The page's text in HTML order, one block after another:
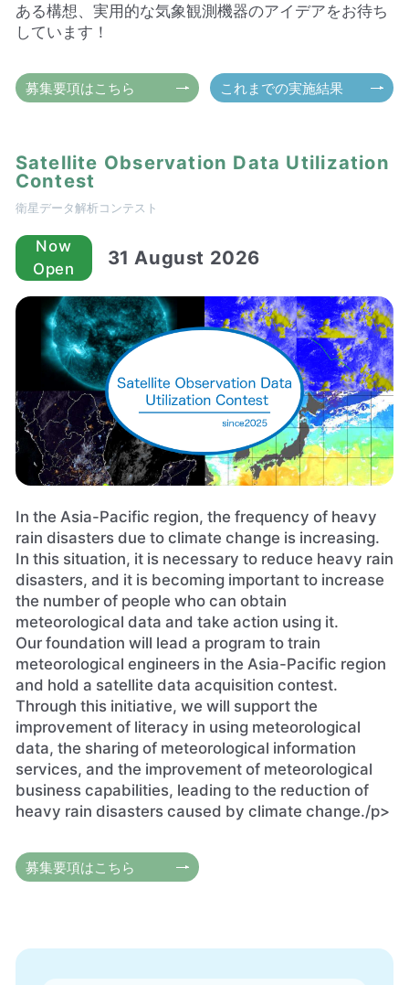
ある構想、実用的な気象観測機器のアイデアをお待ち
しています！
募集要項はこちら これまでの実施結果
Satellite Observation Data Utilization
Contest
衛星データ解析コンテスト
Now
Open
31 August 2026
In the Asia-Pacific region, the frequency of heavy
rain disasters due to climate change is increasing.
In this situation, it is necessary to reduce heavy rain
disasters, and it is becoming important to increase
the number of people who can obtain
meteorological data and take action using it.
Our foundation will lead a program to train
meteorological engineers in the Asia-Pacific region
and hold a satellite data acquisition contest.
Through this initiative, we will support the
improvement of literacy in using meteorological
data, the sharing of meteorological information
services, and the improvement of meteorological
business capabilities, leading to the reduction of
heavy rain disasters caused by climate change./p>
募集要項はこちら